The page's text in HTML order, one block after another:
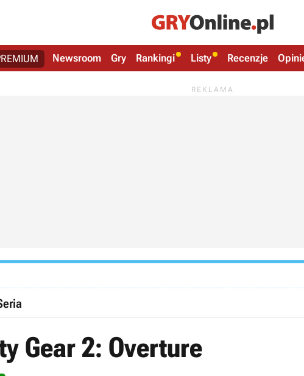
Newsroom Gry Rankingi Listy Recenzje
Gear 2: Overture